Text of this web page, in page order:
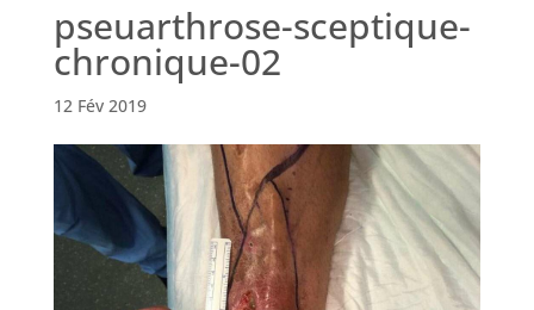
pseuarthrose-sceptique-
chronique-02
12 Fév 2019